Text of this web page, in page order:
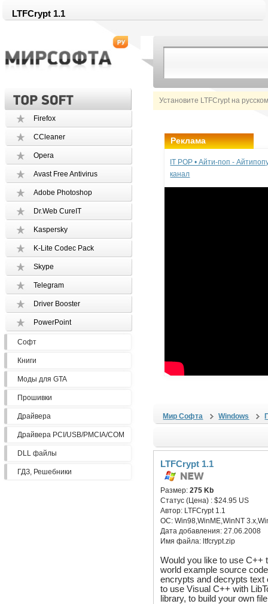
LTFCrypt 1.1
Установите LTFCrypt на
Firefox
CCleaner
Opera
Avast Free Antivirus
Adobe Photoshop
Dr.Web CureIT
Kaspersky
K-Lite Codec Pack
Skype
Telegram
Driver Booster
PowerPoint
Софт
Книги
Моды для GTA
Прошивки
Драйвера
Драйвера PCI/USB/PMCIA/COM
DLL файлы
ГДЗ, Решебники
Реклама
IT POP • Айти-поп -
канал
Мир Софта Windows
LTFCrypt 1.1
Размер:275 Kb
Статус (Цена) :$24.95 US
Автор: LTFCrypt 1.1
ОС:Win98,WinME,WinNT
Дата добавления:27.06.2008
Имя файла: ltfcrypt.zip
Would you like to use C++
world example source
encrypts and decrypts text
to use Visual C++ with
library, to build your own